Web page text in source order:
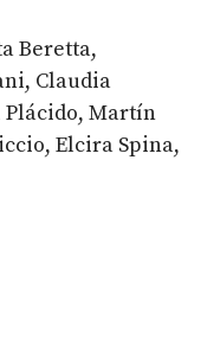
Beretta,
Claudia
Plácido, Martín
Elcira Spina,